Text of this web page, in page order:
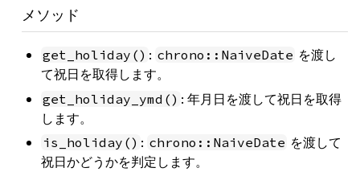
メソッド
get_holiday() : chrono::NaiveDate を渡し
て祝日を取得します。
get_holiday_ymd() : 年月日を渡して祝日を取得
します。
is_holiday() : chrono::NaiveDate を渡して
祝日かどうかを判定します。